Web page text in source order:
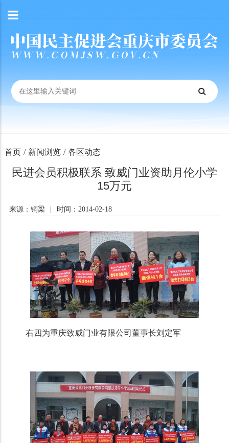
首页 / 新闻浏览 / 各区动态
民进会员积极联系 致威门业资助月伦小学
15万元
来源：铜梁 时间：2014-02-18
右四为重庆致威门业有限公司董事长刘定军